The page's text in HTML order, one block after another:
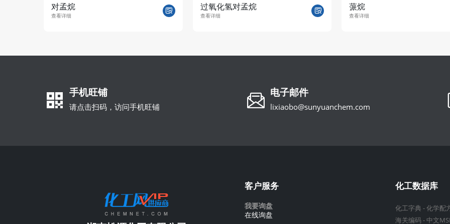
对孟烷
查看详细
过氧化氢对孟烷
查看详细
蒎烷
查看详细
手机旺铺
请点击扫码，访问手机旺铺
电子邮件
lixiaobo@sunyuanchem.com
客户服务
我要询盘
在线询盘
化工数据库
化工字典 -化学配
海关编码- 中文